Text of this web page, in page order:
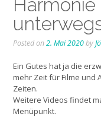
Posted on2. Mai 2020by
Ein Gutes hat ja die
mehr Zeit für Filme und
Zeiten.
Weitere Videos findet
Menüpunkt.